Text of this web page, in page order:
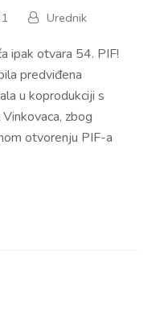
Urednik
ipak otvara 54. PIF!
predviđena
u koprodukciji s
zbog
otvorenju PIF-a